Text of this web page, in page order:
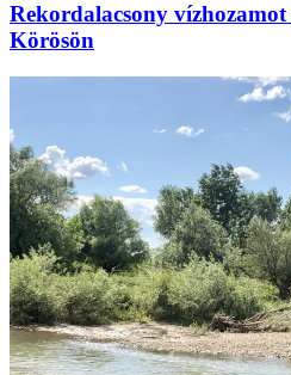
Rekordalacsony
Körösön